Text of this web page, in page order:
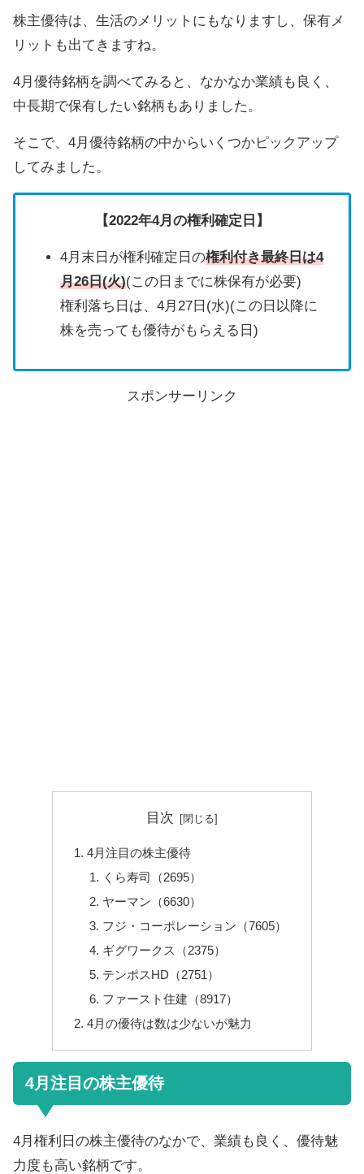
株主優待は、生活のメリットにもなりますし、保有メ
リットも出てきますね。
4月優待銘柄を調べてみると、なかなか業績も良く、
中長期で保有したい銘柄もありました。
そこで、4月優待銘柄の中からいくつかピックアップ
してみました。
【2022年4月の権利確定日】
4月末日が権利確定日の権利付き最終日は4
月26日(火)(この日までに株保有が必要)
権利落ち日は、 4月27日(水)(この日以降に
株を売っても優待がもらえる日)
スポンサーリンク
目次
4月注目の株主優待
くら寿司（2695）
ヤーマン（6630）
フジ・コーポレーション（7605）
ギグワークス（2375）
テンポスHD（2751）
ファースト住建（8917）
4月の優待は数は少ないが魅力
4月注目の株主優待
4月権利日の株主優待のなかで、業績も良く、優待魅
力度も高い銘柄です。